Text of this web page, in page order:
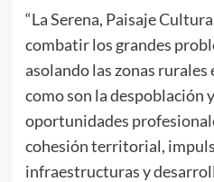
“La Serena, Paisaje
combatir los grandes
asolando las zonas
como son la despoblación
oportunidades
cohesión territorial,
infraestructuras y